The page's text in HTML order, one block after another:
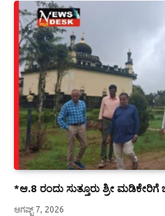
*ಆ.8 ರಂದು ಸುತ್ತೂರು ಶ್ರೀ
ಆಗಷ್ಟ್ 7, 2026